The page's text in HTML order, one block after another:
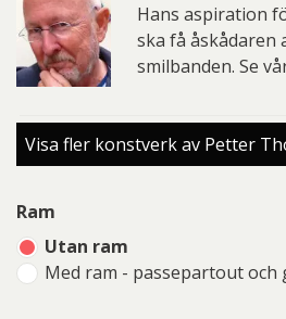
Hans aspiration
ska få åskådaren
smilbanden. Se
Visa fler konstverk av Petter
Ram
Utan ram
Med ram - passepartout och